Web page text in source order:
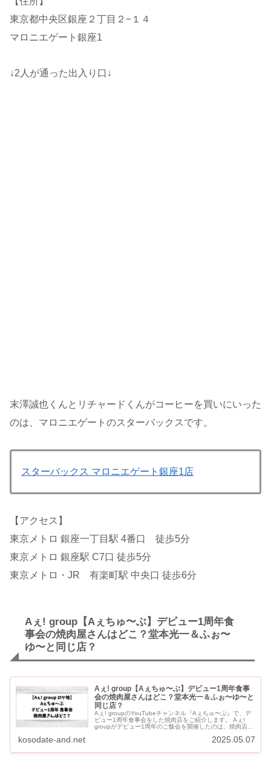
東京都中央区銀座２丁目２−１４
マロニエゲート銀座1
↓2人が通った出入り口↓
末澤誠也くんとリチャードくんがコーヒーを買いにいった
のは、マロニエゲートのスターバックスです。
スターバックス マロニエゲート銀座1店
【アクセス】
東京メトロ 銀座一丁目駅 4番口 徒歩5分
東京メトロ 銀座駅 C7口 徒歩5分
東京メトロ・JR 有楽町駅 中央口 徒歩6分
Aぇ! group【Aぇちゅ〜ぶ】デビュー1周年食
事会の焼肉屋さんはどこ？堂本光一＆ふぉ〜
ゆ〜と同じ店？
Aぇ! group【Aぇちゅ〜ぶ】デビュー1周年食事
会の焼肉屋さんはどこ？堂本光一＆ふぉ〜ゆ〜と
同じ店？
Aぇ! groupのYouTubeチャンネル『Aぇちゅ〜ぶ』で、デ
ビュー1周年食事会をした焼肉店をご紹介します。 Aぇ!
groupがデビュー1周年のご飯会を開催したのは、焼肉店
kosodate-and.net 2025.05.07